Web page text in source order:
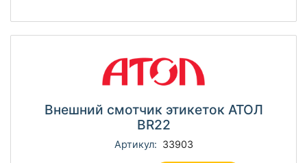
Внешний смотчик этикеток АТОЛ
BR22
Артикул: 33903